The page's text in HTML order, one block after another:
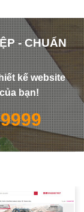
- CHUẨN
kế website
bạn!